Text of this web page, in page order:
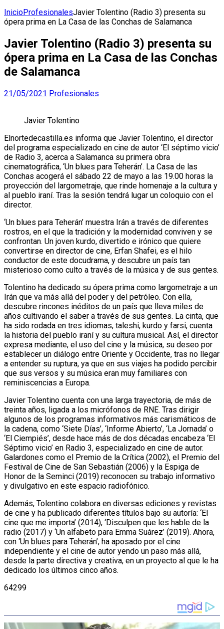
InicioProfesionalesJavier Tolentino (Radio 3) presenta su
ópera prima en La Casa de las Conchas de Salamanca
Javier Tolentino (Radio 3) presenta su
ópera prima en La Casa de las Conchas
de Salamanca
21/05/2021 Profesionales
Javier Tolentino
Elnortedecastilla.es informa que Javier Tolentino, el director
del programa especializado en cine de autor ‘El séptimo vicio’
de Radio 3, acerca a Salamanca su primera obra
cinematográfica, ‘Un blues para Teherán’. La Casa de las
Conchas acogerá el sábado 22 de mayo a las 19.00 horas la
proyección del largometraje, que rinde homenaje a la cultura y
al pueblo iraní. Tras la sesión tendrá lugar un coloquio con el
director.
‘Un blues para Teherán’ muestra Irán a través de diferentes
rostros, en el que la tradición y la modernidad conviven y se
confrontan. Un joven kurdo, divertido e irónico que quiere
convertirse en director de cine, Erfan Shafei, es el hilo
conductor de este docudrama, y descubre un país tan
misterioso como culto a través de la música y de sus gentes.
Tolentino ha dedicado su ópera prima como largometraje a un
Irán que va más allá del poder y del petróleo. Con ella,
descubre rincones inéditos de un país que lleva miles de
años cultivando el saber a través de sus gentes. La cinta, que
ha sido rodada en tres idiomas, taleshi, kurdo y farsi, cuenta
la historia del pueblo iraní y su cultura musical. Así, el director
expresa mediante, el uso del cine y la música, su deseo por
establecer un diálogo entre Oriente y Occidente, tras no llegar
a entender su ruptura, ya que en sus viajes ha podido percibir
que sus versos y su música eran muy familiares con
reminiscencias a Europa.
Javier Tolentino cuenta con una larga trayectoria, de más de
treinta años, ligada a los micrófonos de RNE. Tras dirigir
algunos de los programas informativos más carismáticos de
la cadena, como ‘Siete Días’, ‘Informe Abierto’, ‘La Jornada’ o
‘El Ciempiés’, desde hace más de dos décadas encabeza ‘El
Séptimo vicio’ en Radio 3, especializado en cine de autor.
Galardones como el Premio de la Crítica (2002), el Premio del
Festival de Cine de San Sebastián (2006) y la Espiga de
Honor de la Seminci (2019) reconocen su trabajo informativo
y divulgativo en este espacio radiofónico.
Además, Tolentino colabora en diversas ediciones y revistas
de cine y ha publicado diferentes títulos bajo su autoría: ‘El
cine que me importa’ (2014), ‘Disculpen que les hable de la
radio (2017) y ‘Un alfabeto para Emma Suárez’ (2019). Ahora,
con ‘Un blues para Teherán’, ha aposado por el cine
independiente y el cine de autor yendo un paso más allá,
desde la parte directiva y creativa, en un proyecto al que le ha
dedicado los últimos cinco años.
64299